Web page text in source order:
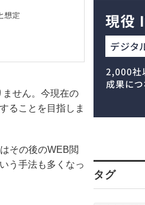
せん。今現在の
ることを目指しま
その後のWEB閲
う手法も多くなっ
タグ